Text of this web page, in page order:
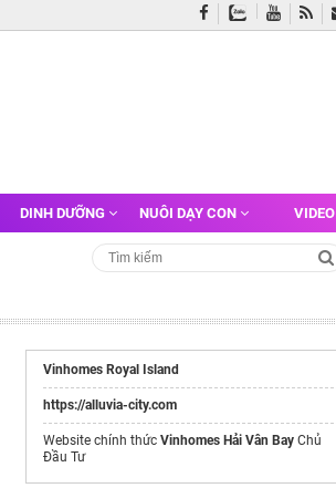
DINH DƯỠNG NUÔI DẠY CON VIDEO
Vinhomes Royal Island
https://alluvia-city.com
Website chính thức Vinhomes Hải Vân Bay Chủ
Đầu Tư